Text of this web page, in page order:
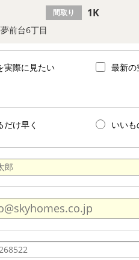
前台6丁目
間取り 1K
実際に見たい 最新の
だけ早く いい